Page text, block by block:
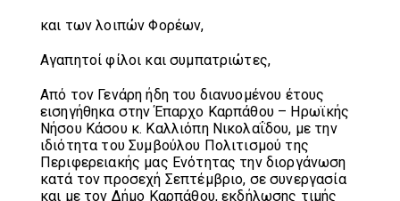
και των λοιπών Φορέων,
Αγαπητοί φίλοι και συμπατριώτες,
Από τον Γενάρη ήδη του διανυομένου έτους
εισηγήθηκα στην Έπαρχο Καρπάθου – Ηρωϊκής
Νήσου Κάσου κ. Καλλιόπη Νικολαΐδου, με την
ιδιότητα του Συμβούλου Πολιτισμού της
Περιφερειακής μας Ενότητας την διοργάνωση
κατά τον προσεχή Σεπτέμβριο, σε συνεργασία
και με τον Δήμο Καρπάθου, εκδήλωσης τιμής